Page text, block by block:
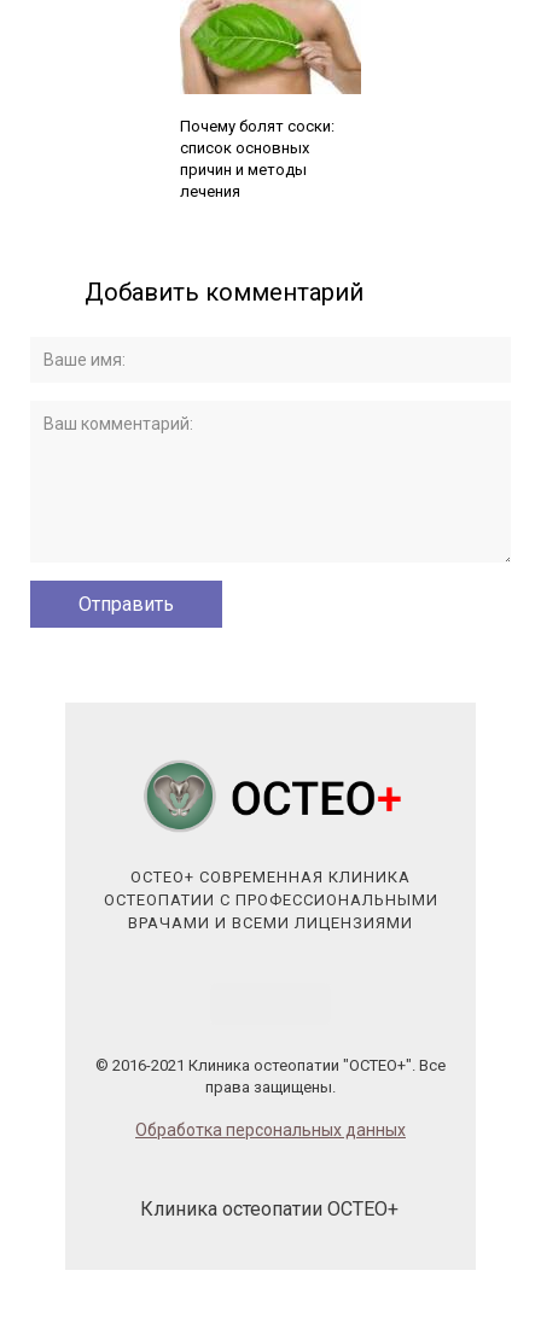
Почему болят соски:
список основных
причин и методы
лечения
Добавить комментарий
ОСТЕО+ СОВРЕМЕННАЯ КЛИНИКА
ОСТЕОПАТИИ С ПРОФЕССИОНАЛЬНЫМИ
ВРАЧАМИ И ВСЕМИ ЛИЦЕНЗИЯМИ
© 2016-2021 Клиника остеопатии "ОСТЕО+". Все
права защищены.
Обработка персональных данных
Клиника остеопатии ОСТЕО+